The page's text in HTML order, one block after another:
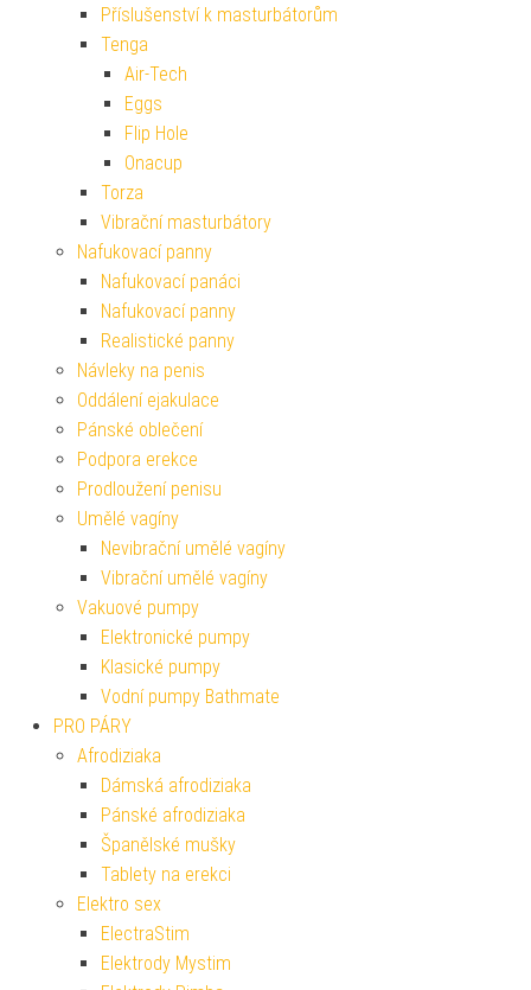
Příslušenství k masturbátorům
Tenga
Air-Tech
Eggs
Flip Hole
Onacup
Torza
Vibrační masturbátory
Nafukovací panny
Nafukovací panáci
Nafukovací panny
Realistické panny
Návleky na penis
Oddálení ejakulace
Pánské oblečení
Podpora erekce
Prodloužení penisu
Umělé vagíny
Nevibrační umělé vagíny
Vibrační umělé vagíny
Vakuové pumpy
Elektronické pumpy
Klasické pumpy
Vodní pumpy Bathmate
PRO PÁRY
Afrodiziaka
Dámská afrodiziaka
Pánské afrodiziaka
Španělské mušky
Tablety na erekci
Elektro sex
ElectraStim
Elektrody Mystim